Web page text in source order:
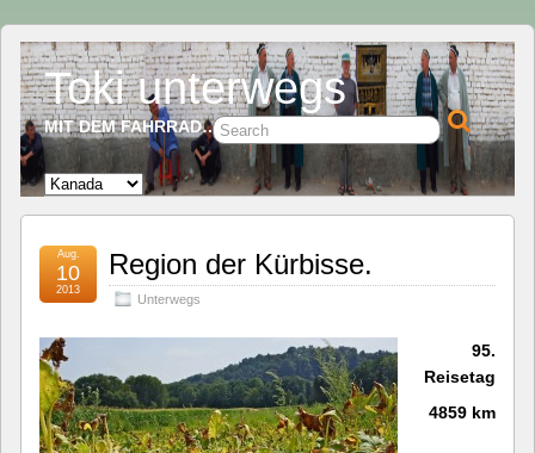
Toki unterwegs
MIT DEM FAHRRAD…
Region der Kürbisse.
Unterwegs
Aug.
10
2013
95.
Reisetag
4859 km